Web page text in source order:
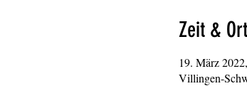
Zeit & Ort
19. März
Villingen-